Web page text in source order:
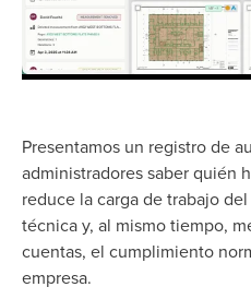
Presentamos un registro de
administradores saber quién
reduce la carga de trabajo
técnica y, al mismo tiempo,
cuentas, el cumplimiento
empresa.